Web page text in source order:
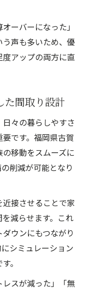
ーバーになった」
う声も多いため、優
アップの両方に直
た間取り設計
々の暮らしやすさ
です。福岡県古賀
移動をスムーズに
削減が可能となり
接させることで家
減らせます。これ
ウンにもつながり
シミュレーション
。
レスが減った」「無